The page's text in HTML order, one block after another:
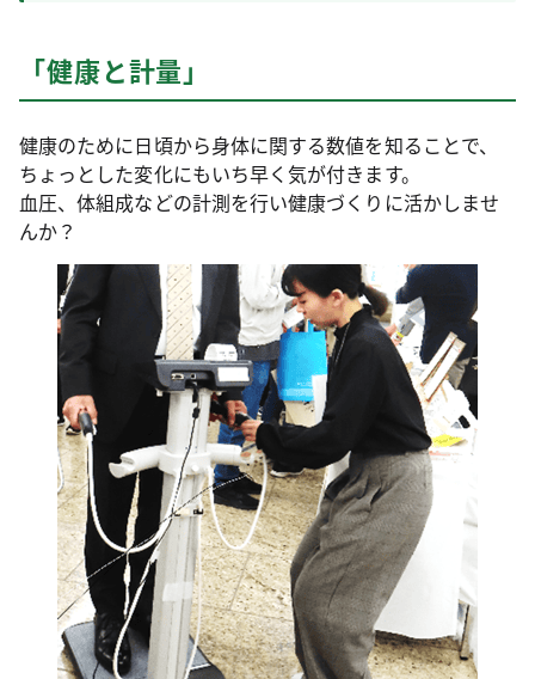
「健康と計量」
健康のために日頃から身体に関する数値を知ることで、
ちょっとした変化にもいち早く気が付きます。
血圧、体組成などの計測を行い健康づくりに活かしませ
んか？